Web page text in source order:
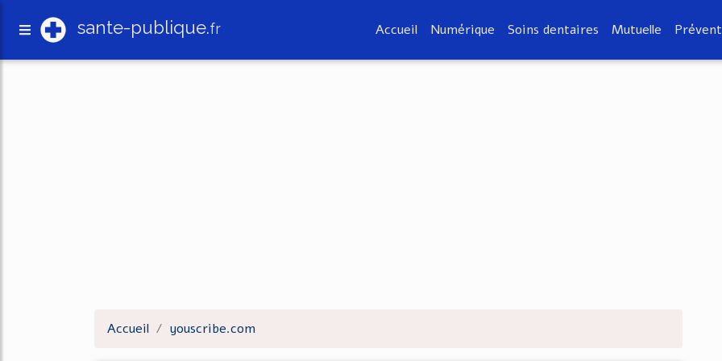
sante-publique.fr Accueil Numérique Soins dentaires Mutuelle
Accueil youscribe.com